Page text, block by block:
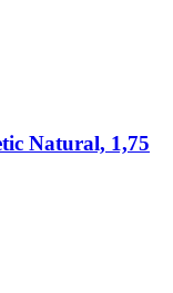
Natural, 1,75